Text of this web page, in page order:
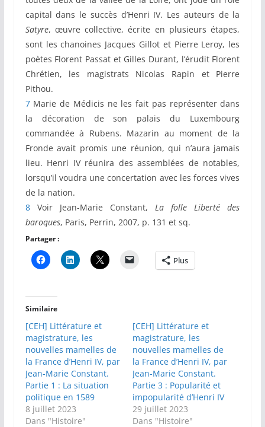
capital dans le succès d’Henri IV. Les auteurs de la
Satyre, œuvre collective, écrite en plusieurs étapes,
sont les chanoines Jacques Gillot et Pierre Leroy, les
poètes Florent Passat et Gilles Durant, l’érudit Florent
Chrétien, les magistrats Nicolas Rapin et Pierre
Pithou.
7Marie de Médicis ne les fait pas représenter dans
la décoration de son palais du Luxembourg
commandée à Rubens. Mazarin au moment de la
Fronde avait promis une réunion, qui n’aura jamais
lieu. Henri IV réunira des assemblées de notables,
lorsqu’il voudra une concertation avec les forces vives
de la nation.
8Voir Jean-Marie Constant, La folle Liberté des
baroques, Paris, Perrin, 2007, p. 131 et sq.
Partager :
Plus
Similaire
[CEH] Littérature et
magistrature, les
nouvelles mamelles de
la France d’Henri IV, par
Jean-Marie Constant.
Partie 1 : La situation
politique en 1589
8 juillet 2023
Dans "Histoire"
[CEH] Littérature et
magistrature, les
nouvelles mamelles de
la France d’Henri IV, par
Jean-Marie Constant.
Partie 3 : Popularité et
impopularité d’Henri IV
29 juillet 2023
Dans "Histoire"